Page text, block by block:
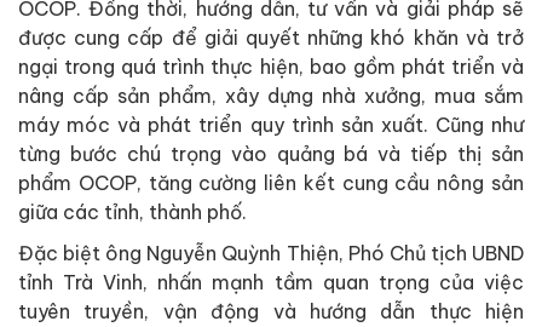
OCOP. Đồng thời, hướng dẫn, tư vấn và giải pháp sẽ
được cung cấp để giải quyết những khó khăn và trở
ngại trong quá trình thực hiện, bao gồm phát triển và
nâng cấp sản phẩm, xây dựng nhà xưởng, mua sắm
máy móc và phát triển quy trình sản xuất. Cũng như
từng bước chú trọng vào quảng bá và tiếp thị sản
phẩm OCOP, tăng cường liên kết cung cầu nông sản
giữa các tỉnh, thành phố.
Đặc biệt ông Nguyễn Quỳnh Thiện, Phó Chủ tịch UBND
tỉnh Trà Vinh, nhấn mạnh tầm quan trọng của việc
tuyên truyền, vận động và hướng dẫn thực hiện